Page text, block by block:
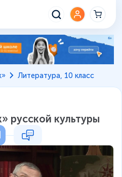
Литература, 10 класс
русской культуры